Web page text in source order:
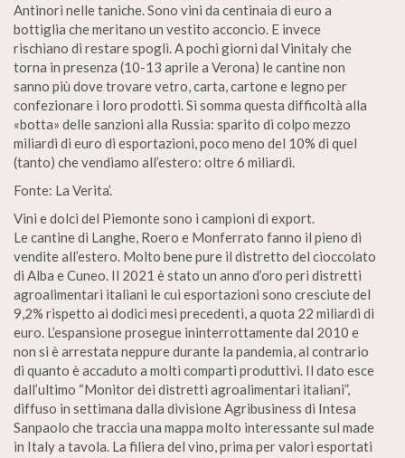
Antinori nelle taniche. Sono vini da centinaia di euro a
bottiglia che meritano un vestito acconcio. E invece
rischiano di restare spogli. A pochi giorni dal Vinitaly che
torna in presenza (10-13 aprile a Verona) le cantine non
sanno più dove trovare vetro, carta, cartone e legno per
confezionare i loro prodotti. Si somma questa difficoltà alla
«botta» delle sanzioni alla Russia: sparito di colpo mezzo
miliardi di euro di esportazioni, poco meno del 10% di quel
(tanto) che vendiamo all’estero: oltre 6 miliardi.
Fonte: La Verita’.
Vini e dolci del Piemonte sono i campioni di export.
Le cantine di Langhe, Roero e Monferrato fanno il pieno di
vendite all’estero. Molto bene pure il distretto del cioccolato
di Alba e Cuneo. Il 2021 è stato un anno d’oro peri distretti
agroalimentari italiani le cui esportazioni sono cresciute del
9,2% rispetto ai dodici mesi precedenti, a quota 22 miliardi di
euro. L’espansione prosegue ininterrottamente dal 2010 e
non si è arrestata neppure durante la pandemia, al contrario
di quanto è accaduto a molti comparti produttivi. Il dato esce
dall’ultimo “Monitor dei distretti agroalimentari italiani”,
diffuso in settimana dalla divisione Agribusiness di Intesa
Sanpaolo che traccia una mappa molto interessante sul made
in Italy a tavola. La filiera del vino, prima per valori esportati